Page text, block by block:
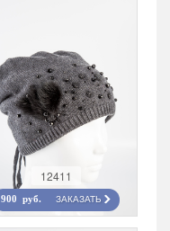
12411
900 руб. ЗАКАЗАТЬ